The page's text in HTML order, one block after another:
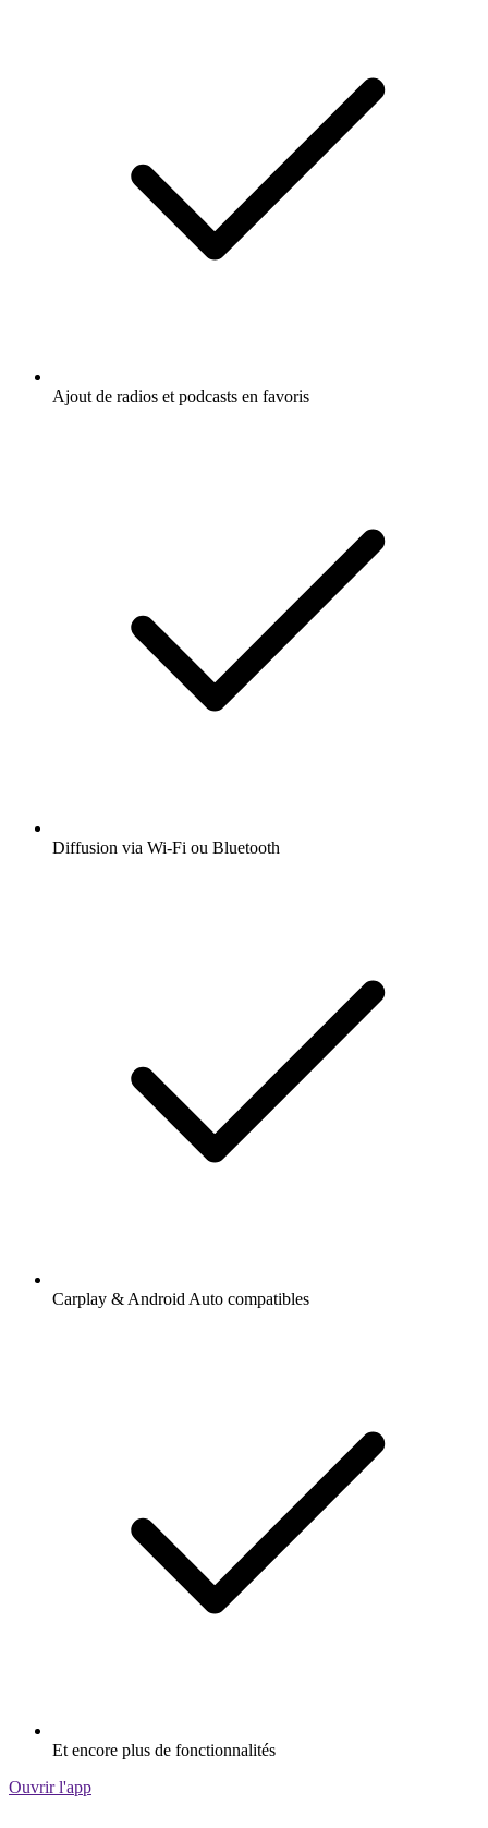
Ajout de radios et podcasts en favoris
Diffusion via Wi-Fi ou Bluetooth
Carplay & Android Auto compatibles
Et encore plus de fonctionnalités
Ouvrir l'app